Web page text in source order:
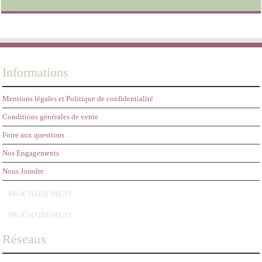
29,95€
Informations
Mentions légales et Politique de confidentialité
Conditions générales de vente
Foire aux questions
Nos Engagements
Nous Joindre
PROCHAINEMENT
PROCHAINEMENT
Réseaux